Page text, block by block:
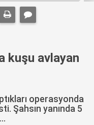
kuşu avlayan
operasyonda
Şahsın yanında 5